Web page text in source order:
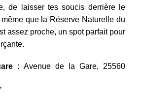
de laisser tes soucis derrière le
que la Réserve Naturelle du
assez proche, un spot parfait pour
: Avenue de la Gare, 25560